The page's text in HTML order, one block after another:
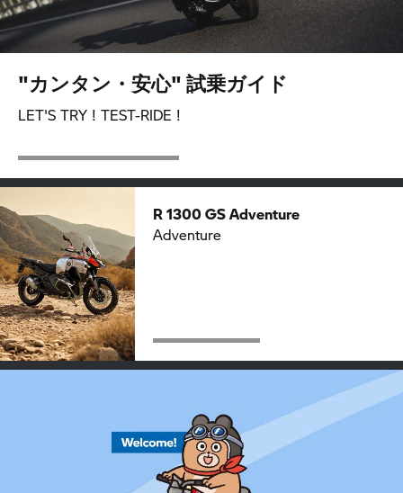
"カンタン・安心" 試乗ガイド
LET'S TRY ! TEST-RIDE !
R 1300 GS Adventure
Adventure